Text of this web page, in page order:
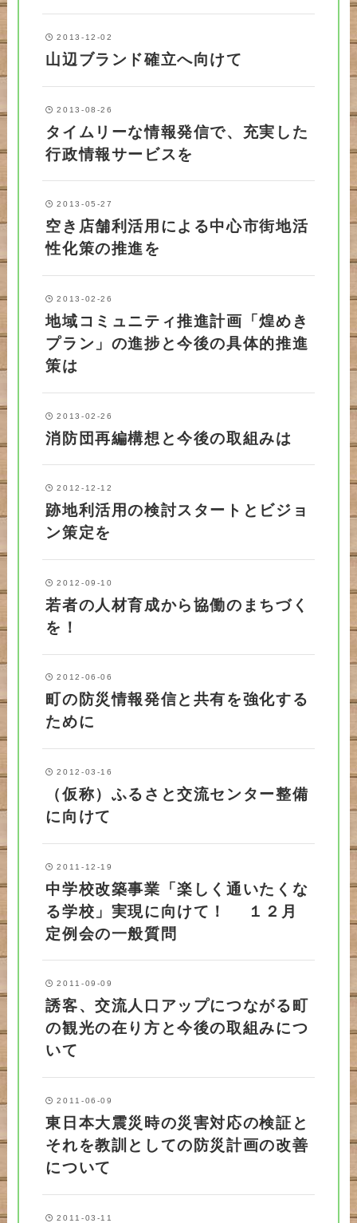
2013-12-02
山辺ブランド確立へ向けて
2013-08-26
タイムリーな情報発信で、充実した
行政情報サービスを
2013-05-27
空き店舗利活用による中心市街地活
性化策の推進を
2013-02-26
地域コミュニティ推進計画「煌めき
プラン」の進捗と今後の具体的推進
策は
2013-02-26
消防団再編構想と今後の取組みは
2012-12-12
跡地利活用の検討スタートとビジョ
ン策定を
2012-09-10
若者の人材育成から協働のまちづく
を！
2012-06-06
町の防災情報発信と共有を強化する
ために
2012-03-16
（仮称）ふるさと交流センター整備
に向けて
2011-12-19
中学校改築事業「楽しく通いたくな
る学校」実現に向けて！ １２月
定例会の一般質問
2011-09-09
誘客、交流人口アップにつながる町
の観光の在り方と今後の取組みにつ
いて
2011-06-09
東日本大震災時の災害対応の検証と
それを教訓としての防災計画の改善
について
2011-03-11